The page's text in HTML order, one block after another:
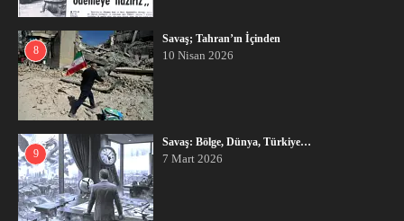
8
Savaş; Tahran’ın İçinden
10 Nisan 2026
9
Savaş: Bölge, Dünya, Türkiye…
7 Mart 2026